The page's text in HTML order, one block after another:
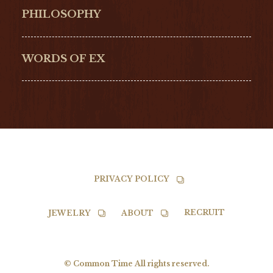
NORQAIN
TISSOT
PHILOSOPHY
WORDS OF EX
PRIVACY POLICY
© Common Time All rights reserved.
JEWELRY ABOUT RECRUIT